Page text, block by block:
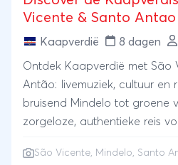
Vicente & Santo Antao
Kaapverdië 8 dagen
Ontdek Kaapverdië met São
Antão: livemuziek, cultuur en
bruisend Mindelo tot groene
zorgeloze, authentieke reis
accommodatie.
São Vicente, Mindelo, Santo